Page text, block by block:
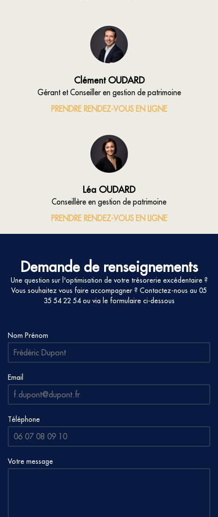
Clément OUDARD
Gérant et Conseiller en gestion de patrimoine
PRENDRE RENDEZ-VOUS EN LIGNE
Léa OUDARD
Conseillère en gestion de patrimoine
PRENDRE RENDEZ-VOUS EN LIGNE
Demande de renseignements
Une question sur l'optimisation de votre trésorerie excédentaire ?
Vous souhaitez vous faire accompagner ? Contactez-nous au 05
35 54 22 54ou via le formulaire ci-dessous
Nom Prénom
Email
Téléphone
Votre message